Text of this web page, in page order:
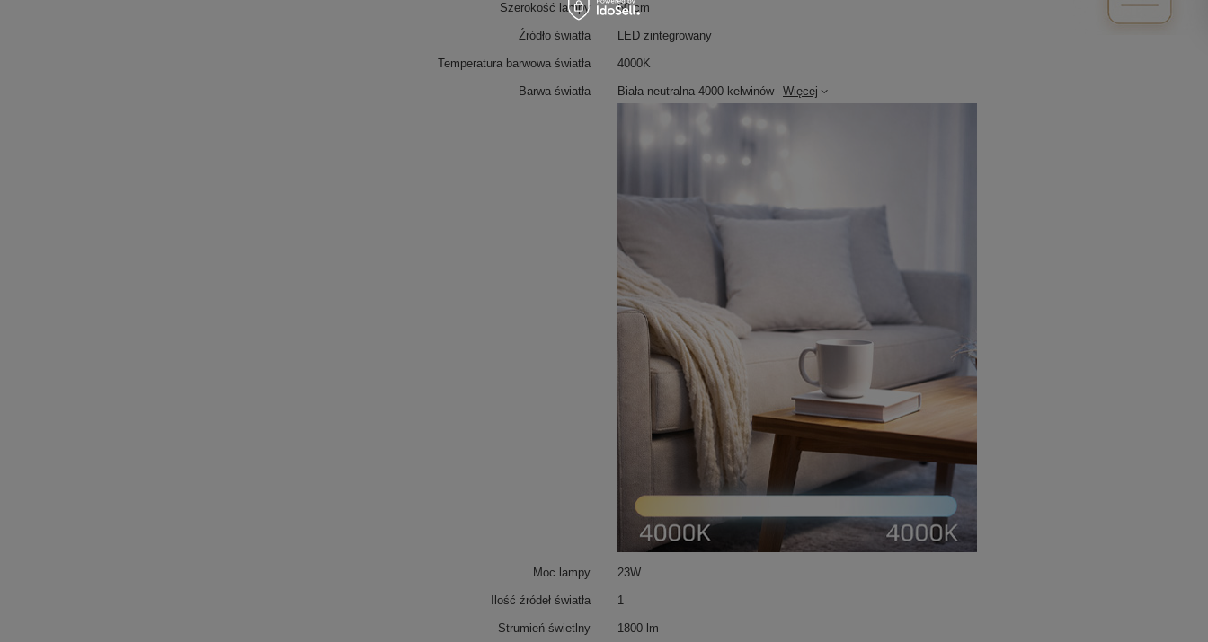
Szerokość lampy 60 cm
Źródło światła LED zintegrowany
Temperatura barwowa światła 4000K
Barwa światła Biała neutralna 4000 kelwinów Więcej
Moc lampy 23W
Ilość źródeł światła 1
Strumień świetlny 1800 lm